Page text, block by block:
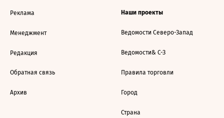
Реклама
Менеджмент
Редакция
Обратная связь
Архив
Наши проекты
Ведомости Северо-Запад
Ведомости& С-З
Правила торговли
Город
Страна